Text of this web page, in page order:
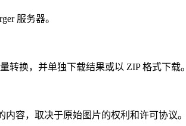
服务器。
转换，并单独下载结果或以 ZIP 格式下载。
容，取决于原始图片的权利和许可协议。